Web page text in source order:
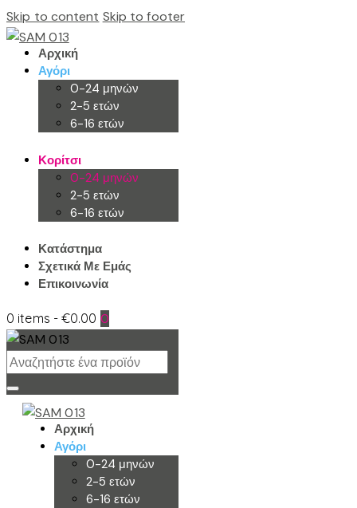
Skip to content Skip to footer
Αρχική
Αγόρι
0-24 μηνών
2-5 ετών
6-16 ετών
Κορίτσι
0-24 μηνών
2-5 ετών
6-16 ετών
Κατάστημα
Σχετικά Με Εμάς
Επικοινωνία
0 items -€0.00 0
Αρχική
Αγόρι
0-24 μηνών
2-5 ετών
6-16 ετών